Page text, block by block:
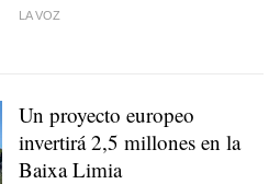
LA VOZ
Un proyecto europeo
invertirá 2,5 millones en la
Baixa Limia